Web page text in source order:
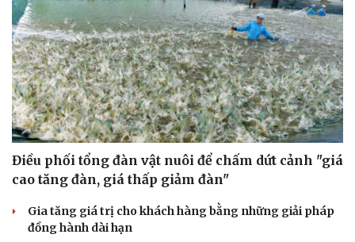
Tư vấn
Săn Tour
check-in
Câu chuyện thời sự
Đọc truyện đêm khuya
Cửa sổ tình yêu
Kể chuyện cho bé
Hạt giống tâm hồn
Điều phối tổng đàn vật nuôi để chấm dứt cảnh "giá
cao tăng đàn, giá thấp giảm đàn"
Gia tăng giá trị cho khách hàng bằng những giải pháp
đồng hành dài hạn